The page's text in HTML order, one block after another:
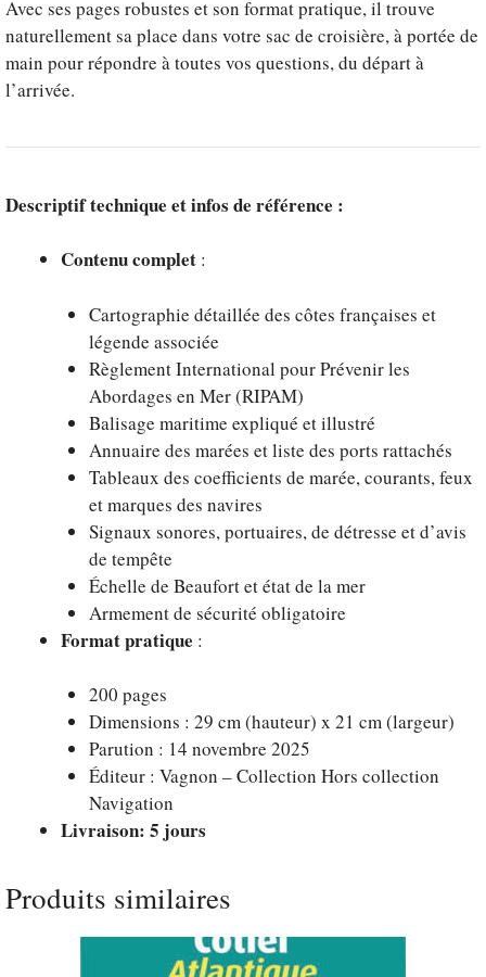
Avec ses pages robustes et son format pratique, il trouve
naturellement sa place dans votre sac de croisière, à portée de
main pour répondre à toutes vos questions, du départ à
l’arrivée.
Descriptif technique et infos de référence :
Contenu complet :
Cartographie détaillée des côtes françaises et
légende associée
Règlement International pour Prévenir les
Abordages en Mer (RIPAM)
Balisage maritime expliqué et illustré
Annuaire des marées et liste des ports rattachés
Tableaux des coefficients de marée, courants, feux
et marques des navires
Signaux sonores, portuaires, de détresse et d’avis
de tempête
Échelle de Beaufort et état de la mer
Armement de sécurité obligatoire
Format pratique :
200 pages
Dimensions : 29 cm (hauteur) x 21 cm (largeur)
Parution : 14 novembre 2025
Éditeur : Vagnon – Collection Hors collection
Navigation
Livraison: 5 jours
Produits similaires